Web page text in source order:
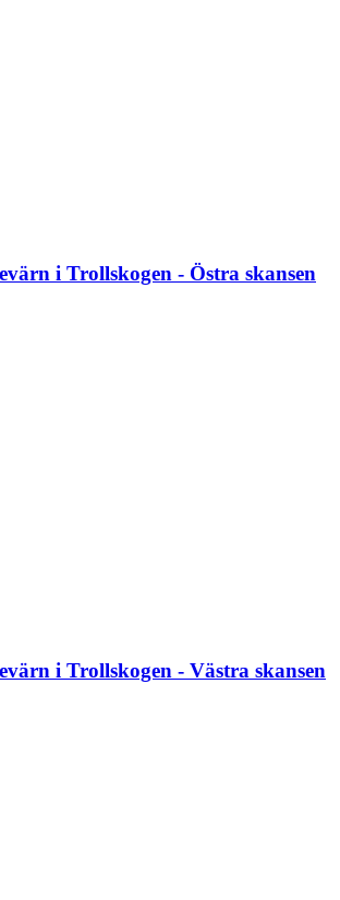
i Trollskogen - Östra skansen
i Trollskogen - Västra skansen